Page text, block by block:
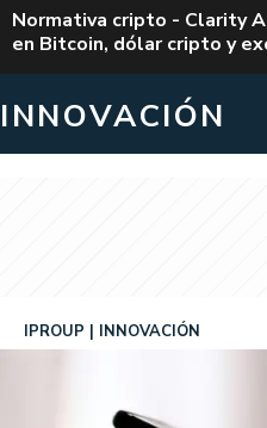
Normativa cripto - Clarity
en Bitcoin, dólar cripto y
INNOVACIÓN
IPROUP INNOVACIÓN